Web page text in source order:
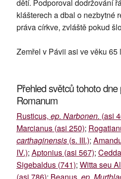
dětí. Podporoval dodržování
klášterech a dbal o nezbytné
práva církve, zvláště pokud
Zemřel v Pávii asi ve věku 65
Přehled světců tohoto
Romanum
Rusticus, ep. Narbonen. (asi
Marcianus (asi 250);
carthaginensis(s. III.);
IV.); Aptonius (asi 567);
Sigebaldus (741); Witta seu
(asi 786); Beanus, ep.